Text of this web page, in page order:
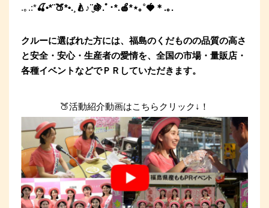
.｡ .:*🍒•*¨🍑*•.¸🍐 ♪¨̮🍇.ﾟ･*.🍎*⋆｡˚🍓 ＊ .｡.
クルーに選ばれた方には、福島のくだものの品質の高さ
と安全・安心・生産者の愛情を、 全国の市場・量販店・
各種イベントなどでＰＲしていただきます。
🍑活動紹介動画はこちらクリック↓！